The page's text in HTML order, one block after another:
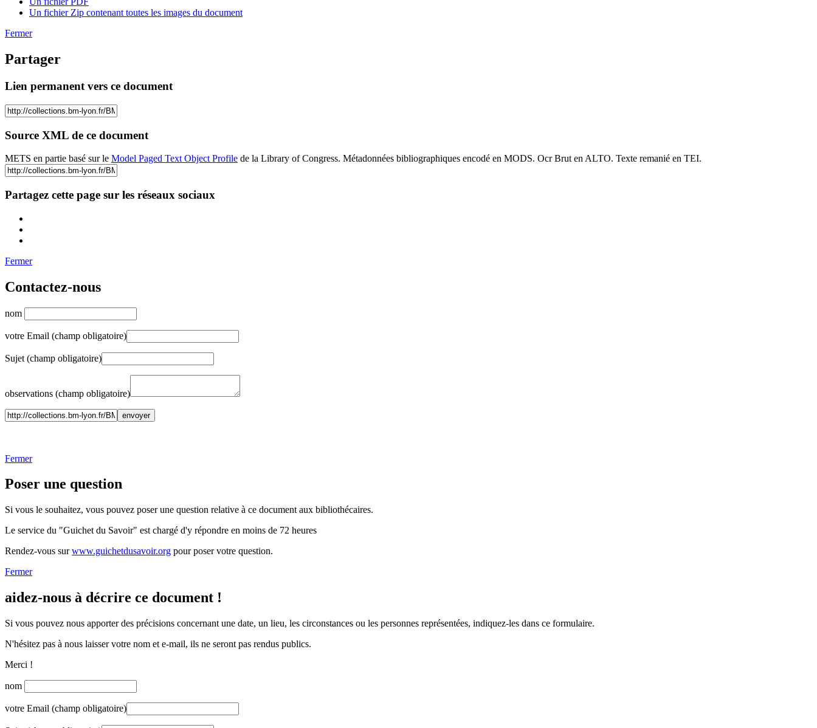
Un fichier Zip contenant toutes les images du document
Fermer
Partager
Lien permanent vers ce document
Source XML de ce document
METS en partie basé sur le Model Paged Text Object Profile de la Library of Congress. Métadonnées bibliographiques encodé en MODS. Ocr Brut en ALTO. Texte remanié en TEI.
Partagez cette page sur les réseaux sociaux
Fermer
Contactez-nous
nom
votre Email (champ obligatoire)
Sujet (champ obligatoire)
observations (champ obligatoire)
Fermer
Poser une question
Si vous le souhaitez, vous pouvez poser une question relative à ce document aux bibliothécaires.
Le service du "Guichet du Savoir" est chargé d'y répondre en moins de 72 heures
Rendez-vous surwww.guichetdusavoir.org pour poser votre question.
Fermer
aidez-nous à décrire ce document !
Si vous pouvez nous apporter des précisions concernant une date, un lieu, les circonstances ou les personnes représentées, indiquez-les dans ce formulaire.
N'hésitez pas à nous laisser votre nom et e-mail, ils ne seront pas rendus publics.
Merci !
nom
votre Email (champ obligatoire)